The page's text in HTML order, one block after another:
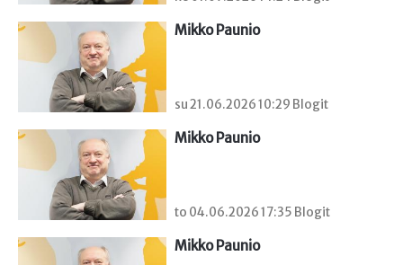
Mikko Paunio
su 21.06.2026 10:29 Blogit
Mikko Paunio
to 04.06.2026 17:35 Blogit
Mikko Paunio